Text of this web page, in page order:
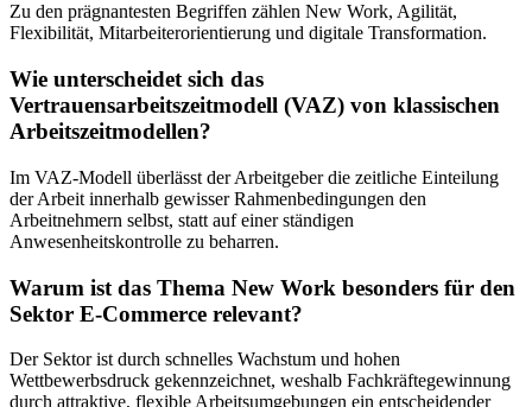
Zu den prägnantesten Begriffen zählen New Work, Agilität,
Flexibilität, Mitarbeiterorientierung und digitale Transformation.
Wie unterscheidet sich das
Vertrauensarbeitszeitmodell (VAZ) von klassischen
Arbeitszeitmodellen?
Im VAZ-Modell überlässt der Arbeitgeber die zeitliche Einteilung
der Arbeit innerhalb gewisser Rahmenbedingungen den
Arbeitnehmern selbst, statt auf einer ständigen
Anwesenheitskontrolle zu beharren.
Warum ist das Thema New Work besonders für den
Sektor E-Commerce relevant?
Der Sektor ist durch schnelles Wachstum und hohen
Wettbewerbsdruck gekennzeichnet, weshalb Fachkräftegewinnung
durch attraktive, flexible Arbeitsumgebungen ein entscheidender